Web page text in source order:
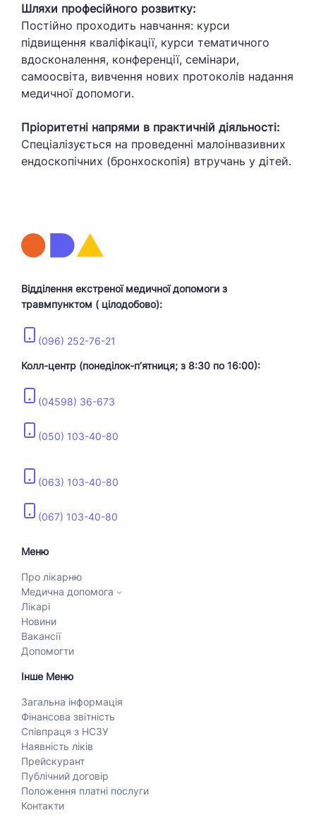
Шляхи професійного розвитку:
Постійно проходить навчання: курси
підвищення кваліфікації, курси тематичного
вдосконалення, конференції, семінари,
самоосвіта, вивчення нових протоколів надання
медичної допомоги.
Пріоритетні напрями в практичній діяльності:
Спеціалізується на проведенні малоінвазивних
ендоскопічних (бронхоскопія) втручань у дітей.
Відділення екстреної медичної допомоги з
травмпунктом ( цілодобово):
(096) 252-76-21
Колл-центр (понеділок-пʼятниця; з 8:30 по 16:00):
(04598) 36-673
(050) 103-40-80
(063) 103-40-80
(067) 103-40-80
Меню
Про лікарню
Медична допомога
Лікарі
Новини
Вакансії
Допомогти
Інше Меню
Загальна інформація
Фінансова звітність
Співпраця з НСЗУ
Наявність ліків
Прейскурант
Публічний договір
Положення платні послуги
Контакти